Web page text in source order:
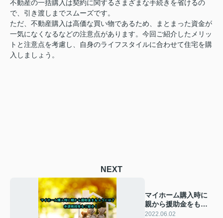
不動産の一括購入は契約に関するさまざまな手続きを省けるの
で、引き渡しまでスムーズです。
ただ、不動産購入は高価な買い物であるため、まとまった資金が
一気になくなるなどの注意点があります。今回ご紹介したメリッ
トと注意点を考慮し、自身のライフスタイルに合わせて住宅を購
入しましょう。
NEXT
マイホーム購入時に
親から援助金をもら
うには？非課税控除
2022.06.02